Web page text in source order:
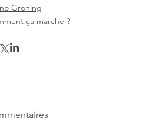
Gröning
ça marche ?